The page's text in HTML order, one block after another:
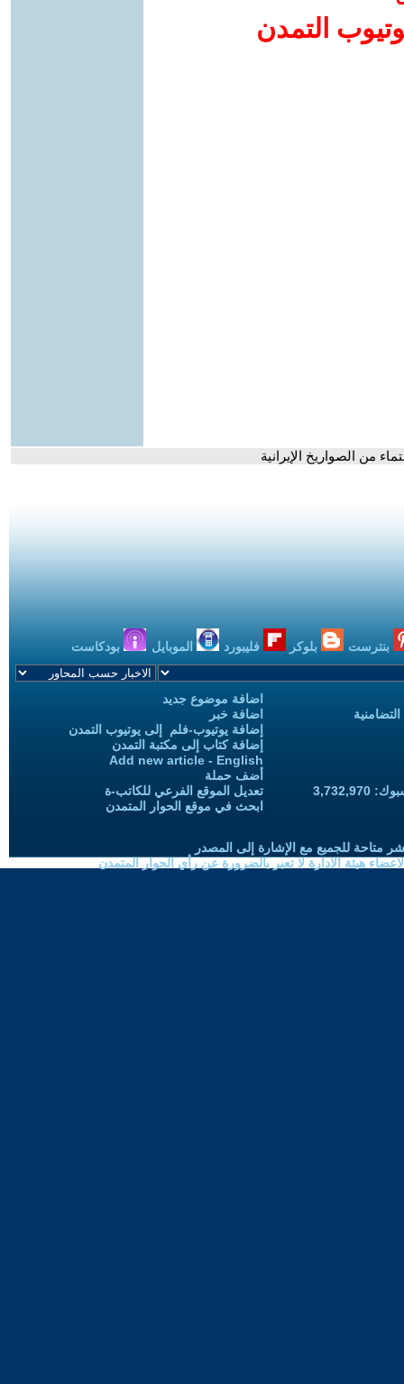
التمدن
من الصواريخ الإيرانية
بنترست بلوكر فليبورد الموبايل بودكاست
اضافة موضوع جديد
اضافة خبر
إضافة يوتيوب-فلم إلى يوتيوب التمدن
إضافة كتاب إلى مكتبة التمدن
Add new article - English
أضف حملة
تعديل الموقع الفرعي للكاتب-ة
ابحث في موقع الحوار المتمدن
متاحة للجميع مع الإشارة إلى المصدر
هيئة الادارة لا تعبر بالضرورة عن رأي الحوار المتمدن